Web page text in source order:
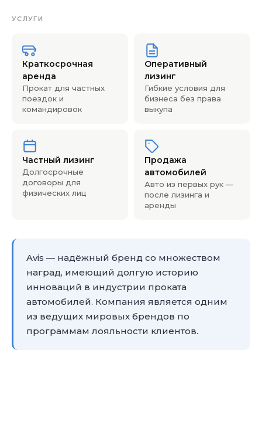
УСЛУГИ
Краткосрочная
аренда
Прокат для частных
поездок и
командировок
Оперативный
лизинг
Гибкие условия для
бизнеса без права
выкупа
Частный лизинг
Долгосрочные
договоры для
физических лиц
Продажа
автомобилей
Авто из первых рук —
после лизинга и
аренды
Avis — надёжный бренд со множеством
наград, имеющий долгую историю
инноваций в индустрии проката
автомобилей. Компания является одним
из ведущих мировых брендов по
программам лояльности клиентов.